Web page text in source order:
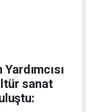
sanat